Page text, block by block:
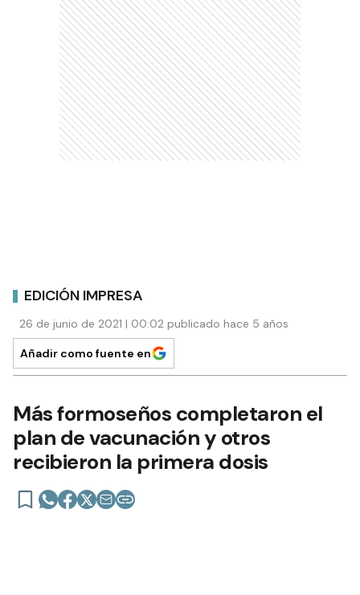
EDICIÓN IMPRESA
26 de junio de 2021 | 00:02 publicado hace 5 años
Añadir como fuente en
Más formoseños completaron el
plan de vacunación y otros
recibieron la primera dosis